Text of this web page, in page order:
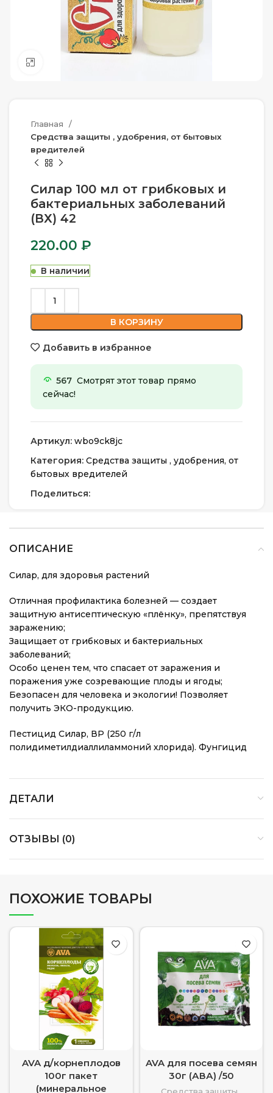
Главная
Средства защиты , удобрения, от бытовых
вредителей
Силар 100 мл от грибковых и
бактериальных заболеваний
(ВХ) 42
220.00 ₽
В наличии
В КОРЗИНУ
Добавить в избранное
567 Смотрят этот товар прямо
сейчас!
Артикул: wbo9ck8jc
Категория: Средства защиты , удобрения, от
бытовых вредителей
Поделиться:
ОПИСАНИЕ
Силар, для здоровья растений
Отличная профилактика болезней — создает
защитную антисептическую «плёнку», препятствуя
заражению;
Защищает от грибковых и бактериальных
заболеваний;
Особо ценен тем, что спасает от заражения и
поражения уже созревающие плоды и ягоды;
Безопасен для человека и экологии! Позволяет
получить ЭКО-продукцию.
Пестицид Силар, ВР (250 г/л
полидиметилдиаллиламмоний хлорида). Фунгицид
ДЕТАЛИ
ОТЗЫВЫ (0)
ПОХОЖИЕ ТОВАРЫ
AVA д/корнеплодов
100г пакет
(минеральное
AVA для посева семян
30г (АВА) /50
Средства защиты ,